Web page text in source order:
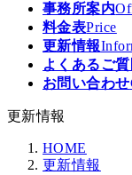
事務所案内
料金表Price
更新情報
よくあるご
お問い合わせ
更新情報
HOME
更新情報